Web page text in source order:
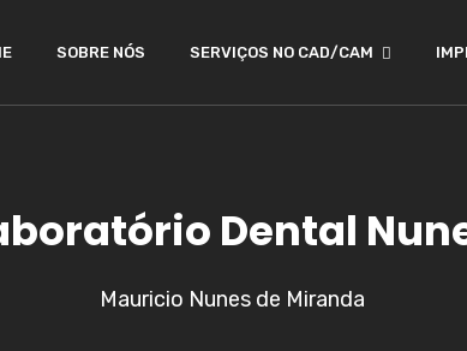
SOBRE NÓS SERVIÇOS NO CAD/CAM
Dental
Mauricio Nunes de Miranda